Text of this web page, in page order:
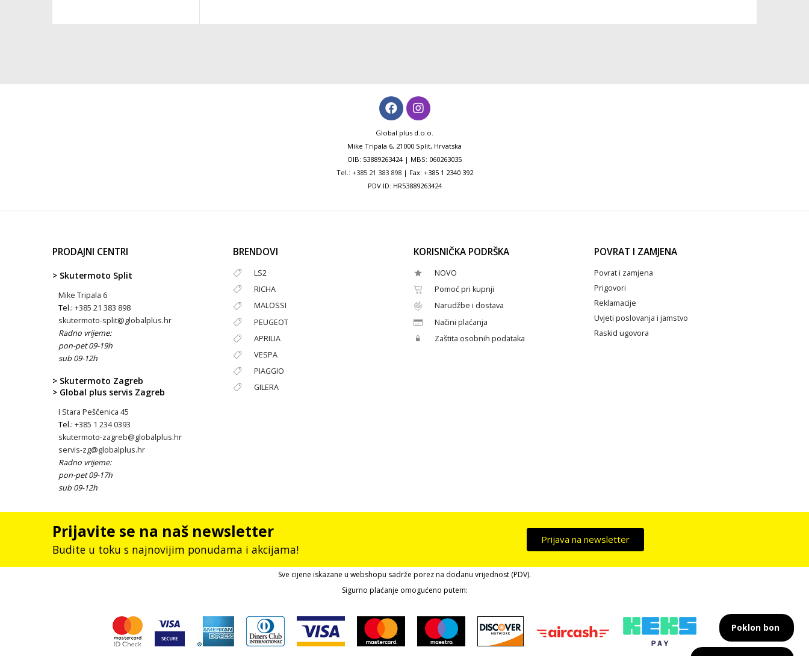
Global plus d.o.o.
Mike Tripala 6, 21000 Split, Hrvatska
OIB: 53889263424 | MBS: 060263035
Tel.: +385 21 383 898| Fax: +385 1 2340 392
PDV ID: HR53889263424
PRODAJNI CENTRI
> Skutermoto Split
Mike Tripala 6
Tel.: +385 21 383 898
skutermoto-split@globalplus.hr
Radno vrijeme:
pon-pet 09-19h
sub 09-12h
> Skutermoto Zagreb
> Global plus servis Zagreb
I Stara Peščenica 45
Tel.: +385 1 234 0393
skutermoto-zagreb@globalplus.hr
servis-zg@globalplus.hr
Radno vrijeme:
pon-pet 09-17h
sub 09-12h
BRENDOVI
LS2
RICHA
MALOSSI
PEUGEOT
APRILIA
VESPA
PIAGGIO
GILERA
KORISNIČKA PODRŠKA
NOVO
Pomoć pri kupnji
Narudžbe i dostava
Načini plaćanja
Zaštita osobnih podataka
POVRAT I ZAMJENA
Povrat i zamjena
Prigovori
Reklamacije
Uvjeti poslovanja i jamstvo
Raskid ugovora
Prijavite se na naš newsletter
Budite u toku s najnovijim ponudama i akcijama!
Prijava na newsletter
Sve cijene iskazane u webshopu sadrže porez na dodanu vrijednost (PDV).
Sigurno plaćanje omogućeno putem:
Poklon bon